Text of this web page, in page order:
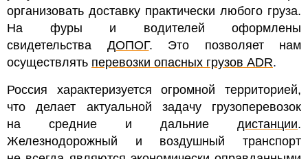
организовать доставку практически любого груза.
На фуры и водителей оформлены
свидетельства ДОПОГ. Это позволяет нам
осуществлять перевозки опасных грузов ADR.
Россия характеризуется огромной территорией,
что делает актуальной задачу грузоперевозок
на средние и дальние дистанции.
Железнодорожный и воздушный транспорт